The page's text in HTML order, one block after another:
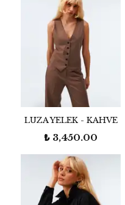
LUZA YELEK - KAHVE
₺ 3,450.00